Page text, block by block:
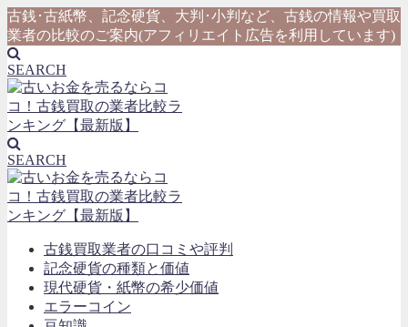
古銭･古紙幣、記念硬貨、大判･小判など、古銭の情報や買取
業者の比較のご案内(アフィリエイト広告を利用しています)
SEARCH
SEARCH
古銭買取業者の口コミや評判
記念硬貨の種類と価値
現代硬貨・紙幣の希少価値
エラーコイン